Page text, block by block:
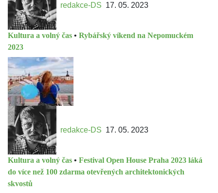
redakce-DS 17. 05. 2023
Kultura a volný čas • Rybářský víkend na Nepomuckém
2023
redakce-DS 17. 05. 2023
Kultura a volný čas • Festival Open House Praha 2023 láká
do více než 100 zdarma otevřených architektonických
skvostů